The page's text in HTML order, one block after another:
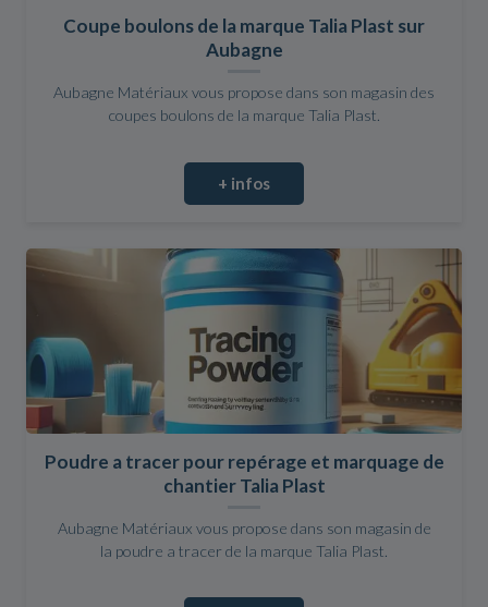
Coupe boulons de la marque Talia Plast sur
Aubagne
Aubagne Matériaux vous propose dans son magasin des
coupes boulons de la marque Talia Plast.
+ infos
Poudre a tracer pour repérage et marquage de
chantier Talia Plast
Aubagne Matériaux vous propose dans son magasin de
la poudre a tracer de la marque Talia Plast.